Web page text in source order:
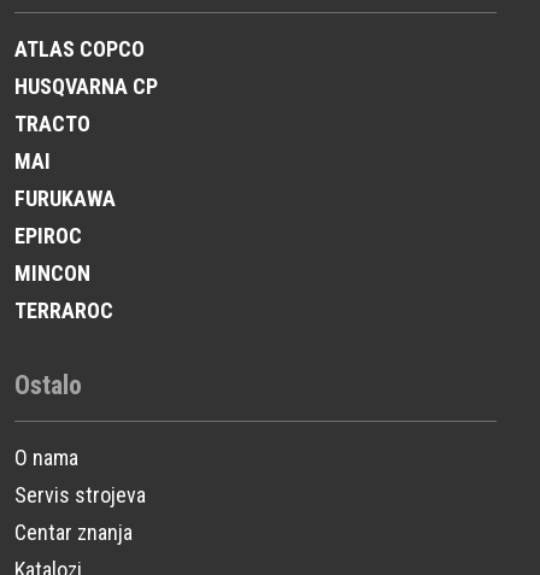
ATLAS COPCO
HUSQVARNA CP
TRACTO
MAI
FURUKAWA
EPIROC
MINCON
TERRAROC
Ostalo
O nama
Servis strojeva
Centar znanja
Katalozi